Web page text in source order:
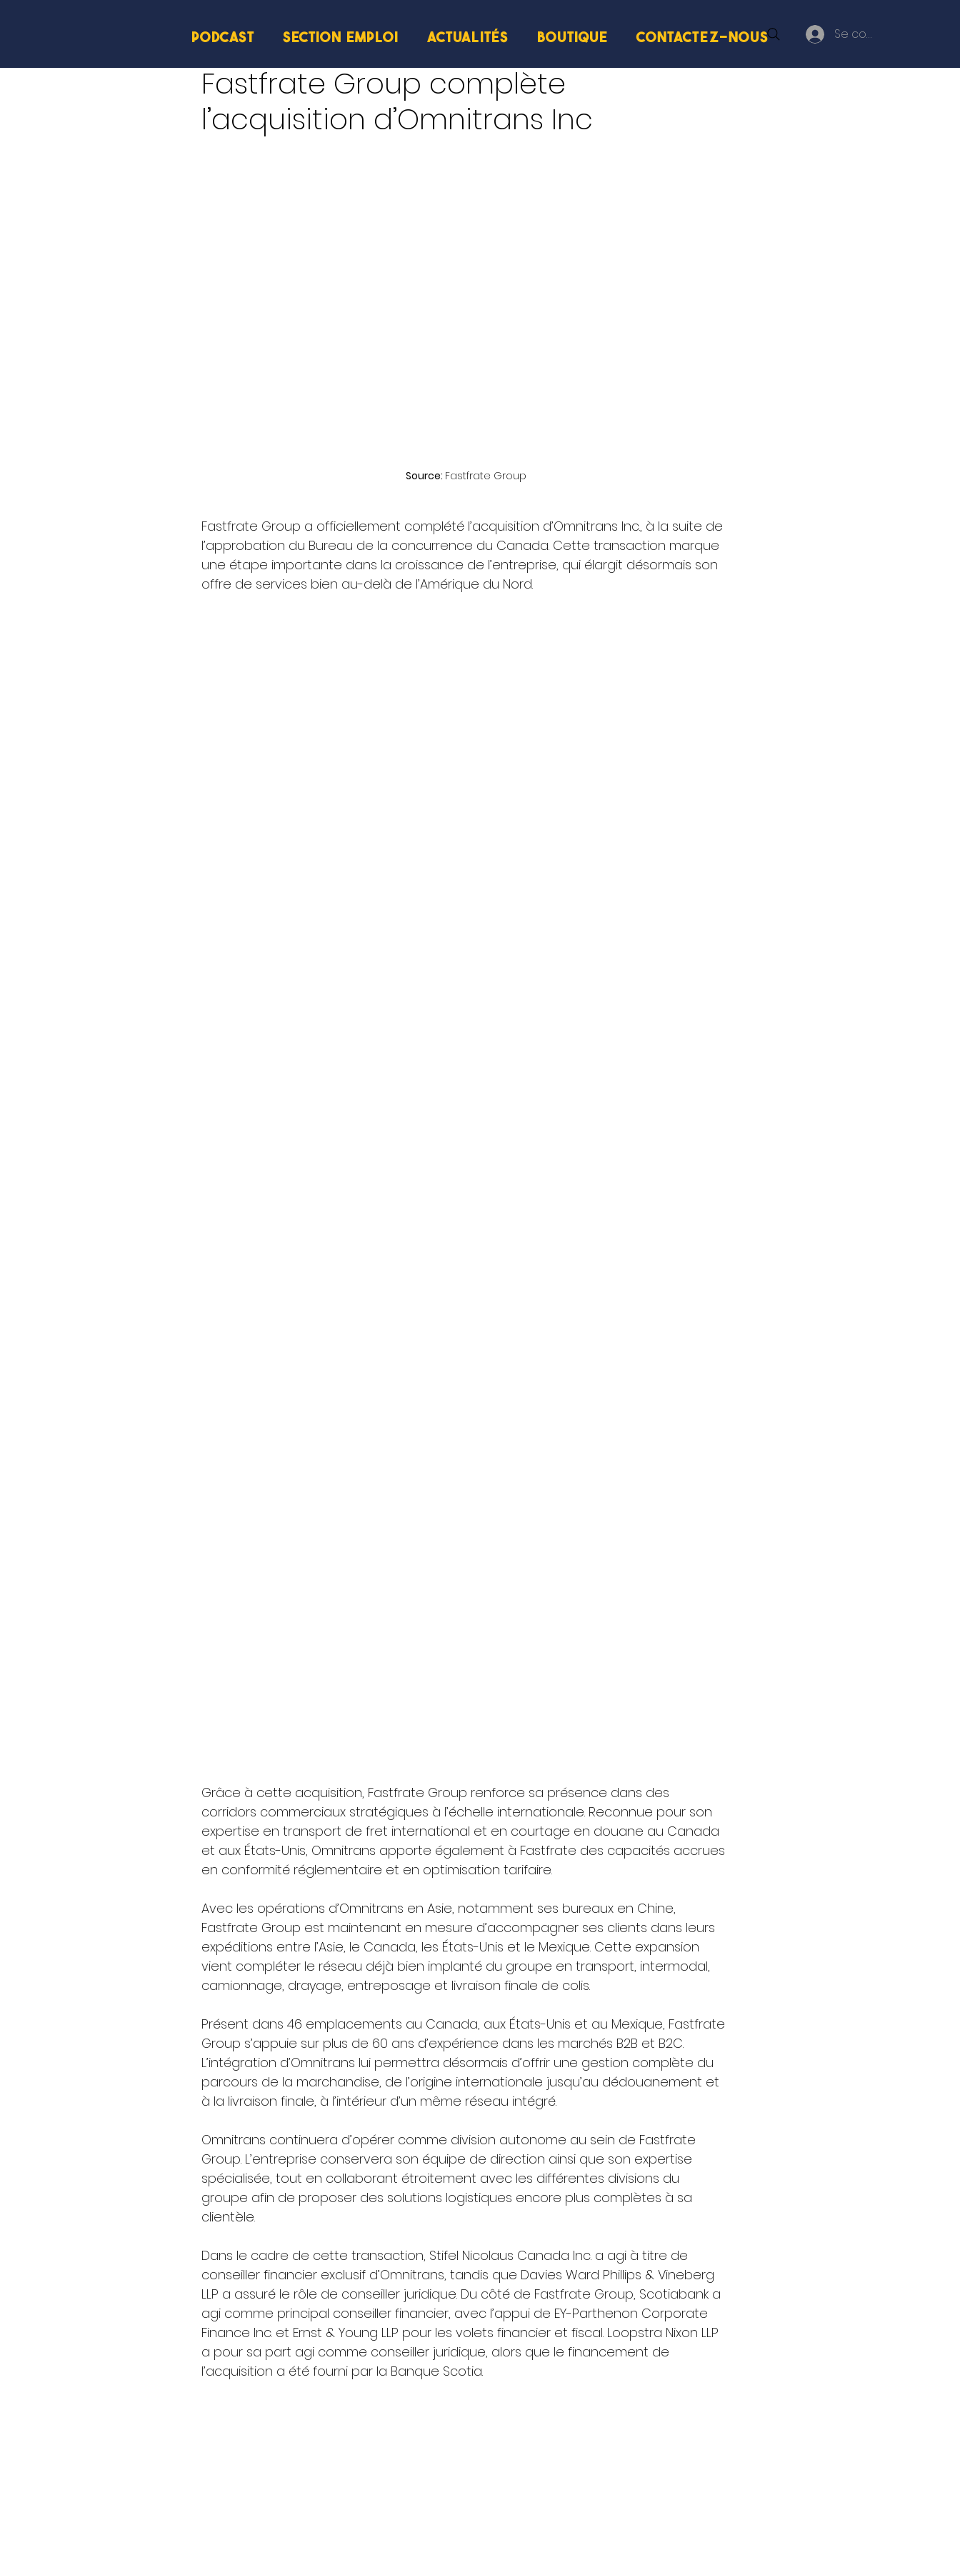
Se connecter
PODCAST SECTION EMPLOI ACTUALITÉS BOUTIQUE Contactez-nous
Fastfrate Group complète
l’acquisition d’Omnitrans Inc
Source: Fastfrate Group
Fastfrate Group a officiellement complété l’acquisition d’Omnitrans Inc., à la suite de
l’approbation du Bureau de la concurrence du Canada. Cette transaction marque
une étape importante dans la croissance de l’entreprise, qui élargit désormais son
offre de services bien au-delà de l’Amérique du Nord.
Grâce à cette acquisition, Fastfrate Group renforce sa présence dans des
corridors commerciaux stratégiques à l’échelle internationale. Reconnue pour son
expertise en transport de fret international et en courtage en douane au Canada
et aux États-Unis, Omnitrans apporte également à Fastfrate des capacités accrues
en conformité réglementaire et en optimisation tarifaire.
Avec les opérations d’Omnitrans en Asie, notamment ses bureaux en Chine,
Fastfrate Group est maintenant en mesure d’accompagner ses clients dans leurs
expéditions entre l’Asie, le Canada, les États-Unis et le Mexique. Cette expansion
vient compléter le réseau déjà bien implanté du groupe en transport, intermodal,
camionnage, drayage, entreposage et livraison finale de colis.
Présent dans 46 emplacements au Canada, aux États-Unis et au Mexique, Fastfrate
Group s’appuie sur plus de 60 ans d’expérience dans les marchés B2B et B2C.
L’intégration d’Omnitrans lui permettra désormais d’offrir une gestion complète du
parcours de la marchandise, de l’origine internationale jusqu’au dédouanement et
à la livraison finale, à l’intérieur d’un même réseau intégré.
Omnitrans continuera d’opérer comme division autonome au sein de Fastfrate
Group. L’entreprise conservera son équipe de direction ainsi que son expertise
spécialisée, tout en collaborant étroitement avec les différentes divisions du
groupe afin de proposer des solutions logistiques encore plus complètes à sa
clientèle.
Dans le cadre de cette transaction, Stifel Nicolaus Canada Inc. a agi à titre de
conseiller financier exclusif d’Omnitrans, tandis que Davies Ward Phillips & Vineberg
LLP a assuré le rôle de conseiller juridique. Du côté de Fastfrate Group, Scotiabank a
agi comme principal conseiller financier, avec l’appui de EY-Parthenon Corporate
Finance Inc. et Ernst & Young LLP pour les volets financier et fiscal. Loopstra Nixon LLP
a pour sa part agi comme conseiller juridique, alors que le financement de
l’acquisition a été fourni par la Banque Scotia.